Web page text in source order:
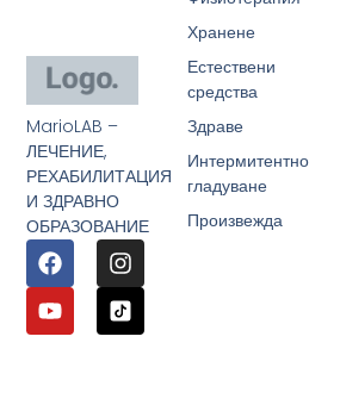
MarioLAB –
ЛЕЧЕНИЕ,
РЕХАБИЛИТАЦИЯ
И ЗДРАВНО
ОБРАЗОВАНИЕ
Хранене
Естествени
средства
Здраве
Интермитентно
гладуване
Произвежда